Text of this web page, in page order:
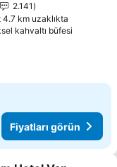
2.141
km uzaklıkta
kahvaltı büfesi
Fiyatları görün